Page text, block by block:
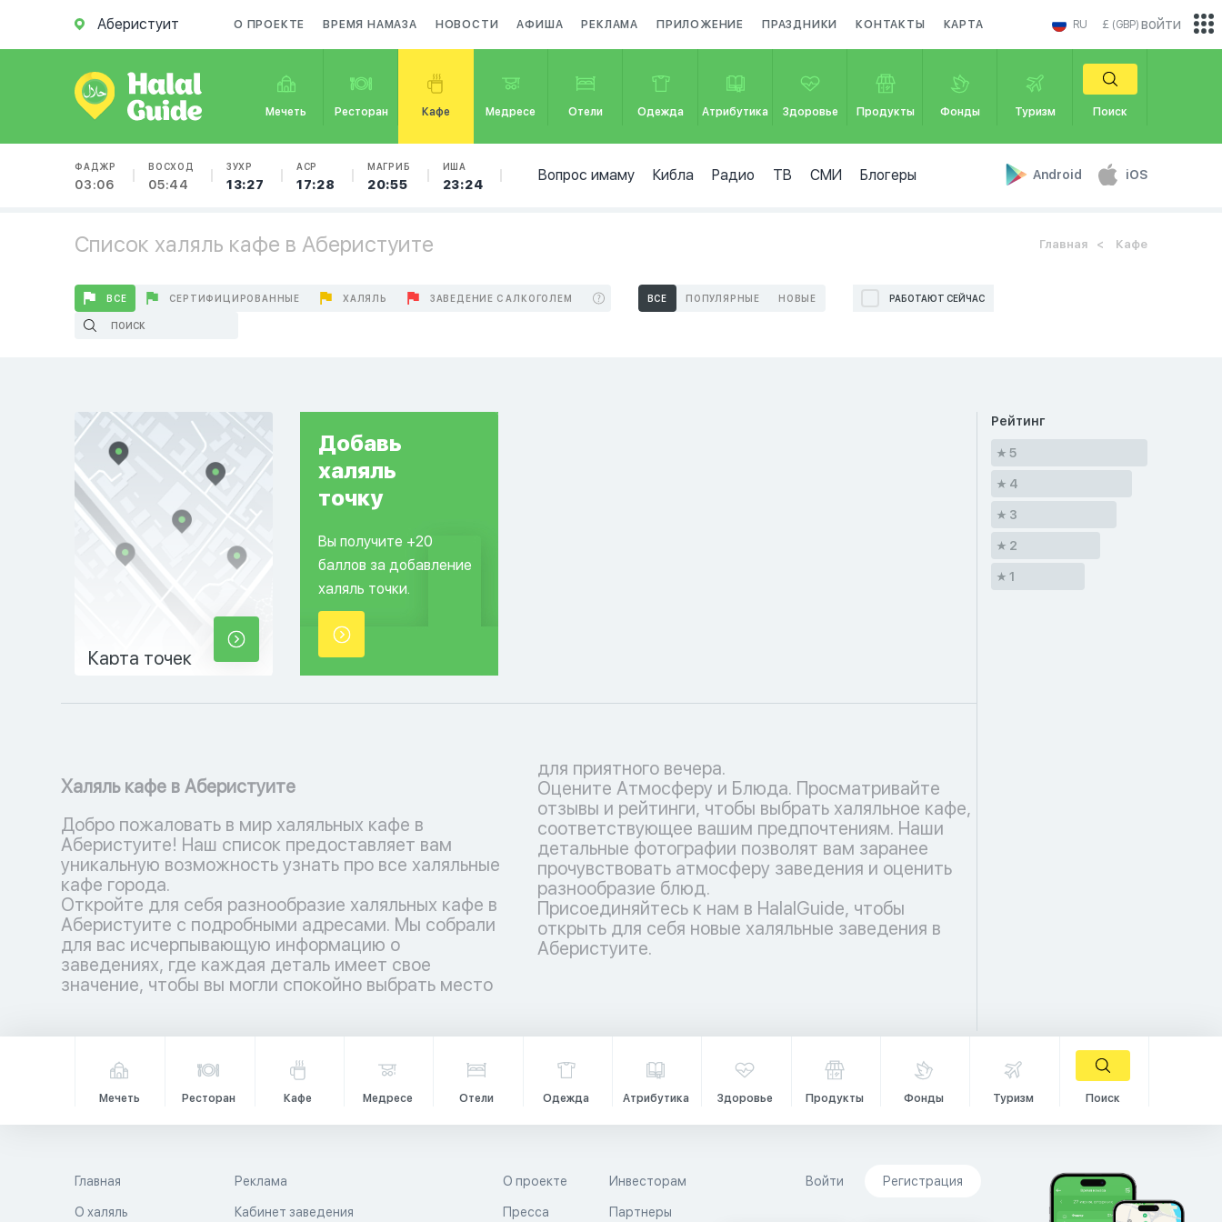
Аберистуит О ПРОЕКТЕ ВРЕМЯ НАМАЗА НОВОСТИ АФИША РЕКЛАМА ПРИЛОЖЕНИЕ ПРАЗДНИКИ КОНТАКТЫ КАРТА RU £ (GBP)
Мечеть Ресторан Кафе Медресе Отели Одежда Атрибутика Здоровье Продукты Фонды Туризм Поиск
ФАДЖР
03:06
ВОСХОД
05:44
ЗУХР
13:27
АСР
17:28
МАГРИБ
20:55
ИША
23:24
Вопрос имаму Кибла Радио ТВ СМИ Блогеры Android iOS
войти
Список халяль кафе в Аберистуите Главная Кафе
ВСЕ СЕРТИФИЦИРОВАННЫЕ ХАЛЯЛЬ ЗАВЕДЕНИЕ С АЛКОГОЛЕМ ВСЕ ПОПУЛЯРНЫЕ НОВЫЕ РАБОТАЮТ СЕЙЧАС
Карта точек
Добавь
халяль
точку
Вы получите +20
баллов за добавление
халяль точки.
Халяль кафе в Аберистуите
Добро пожаловать в мир халяльных кафе в
Аберистуите! Наш список предоставляет вам
уникальную возможность узнать про все халяльные
кафе города.
Откройте для себя разнообразие халяльных кафе в
Аберистуите с подробными адресами. Мы собрали
для вас исчерпывающую информацию о
заведениях, где каждая деталь имеет свое
значение, чтобы вы могли спокойно выбрать место
для приятного вечера.
Оцените Атмосферу и Блюда. Просматривайте
отзывы и рейтинги, чтобы выбрать халяльное кафе,
соответствующее вашим предпочтениям. Наши
детальные фотографии позволят вам заранее
прочувствовать атмосферу заведения и оценить
разнообразие блюд.
Присоединяйтесь к нам в HalalGuide, чтобы
открыть для себя новые халяльные заведения в
Аберистуите.
Рейтинг
5
4
3
2
1
Мечеть Ресторан Кафе Медресе Отели Одежда Атрибутика Здоровье Продукты Фонды Туризм Поиск
Главная
О халяль
Реклама
Кабинет заведения
О проекте
Пресса
Инвесторам
Партнеры
Войти Регистрация